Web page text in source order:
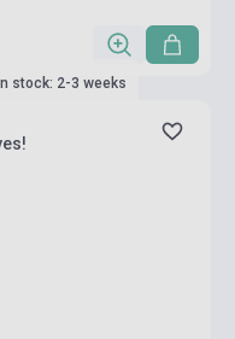
stock: 2-3 weeks